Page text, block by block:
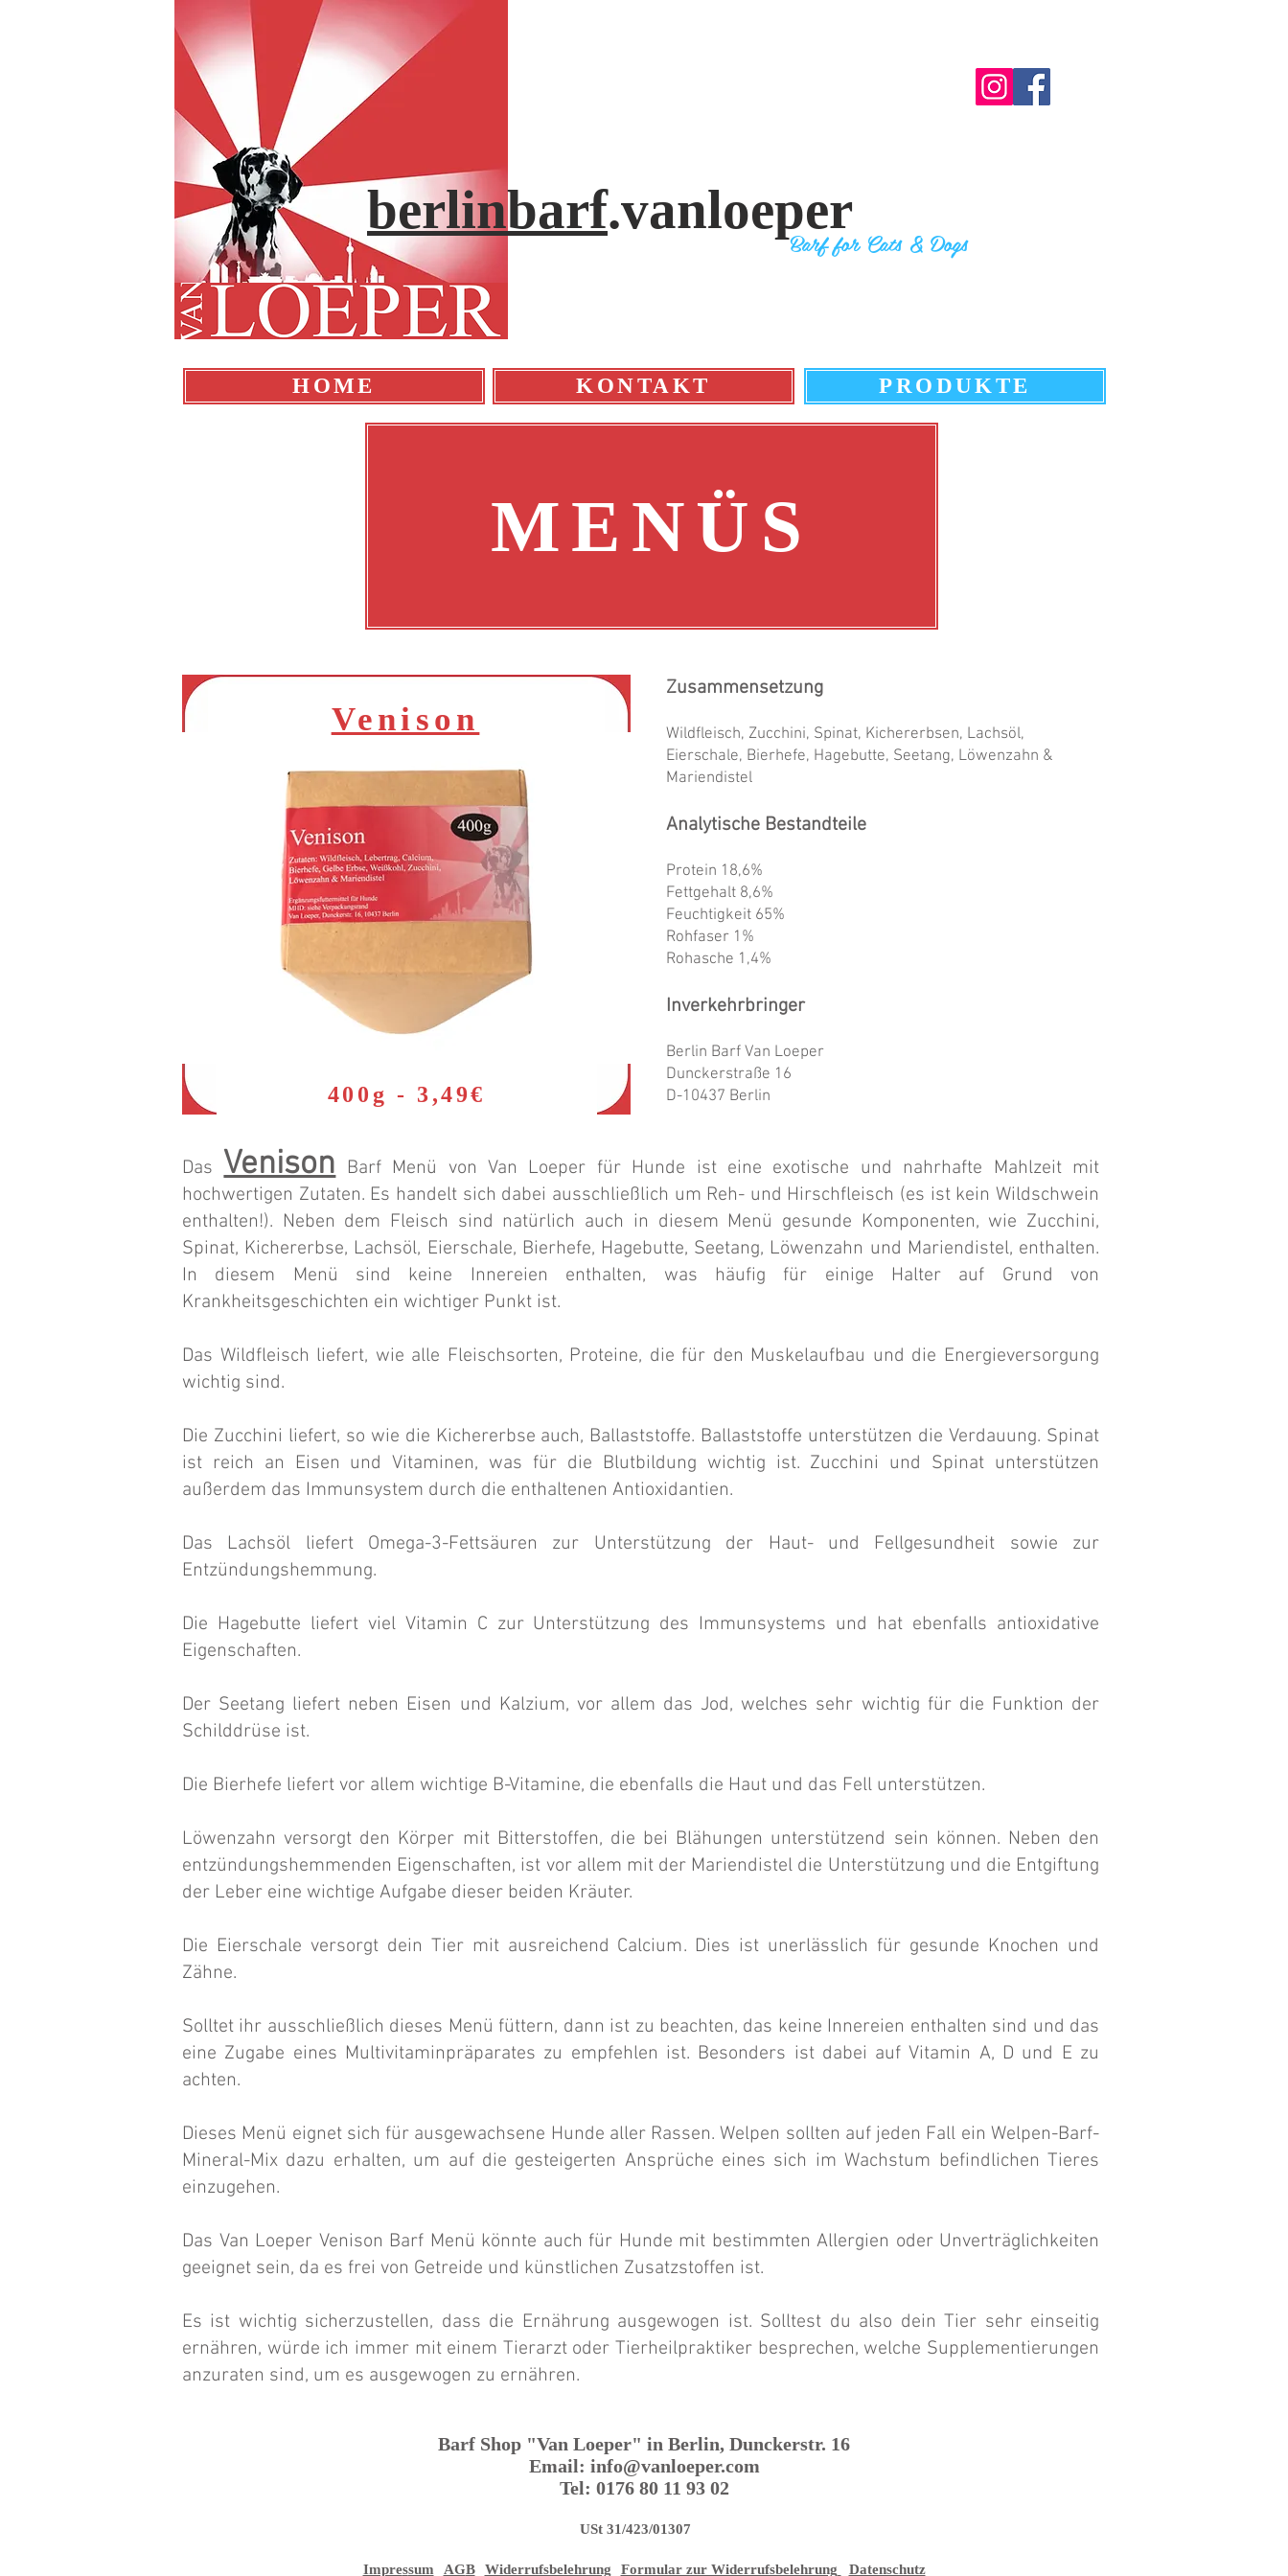
Barf for Cats & Dogs
berlinbarf.vanloeper
HOME KONTAKT PRODUKTE
MENÜS
Haus Mix 10x 1kg
Yellow Chicken
400g - 3,49€
Venison
Zusammensetzung
Wildfleisch, Zucchini, Spinat, Kichererbsen, Lachsöl,
Eierschale, Bierhefe, Hagebutte, Seetang, Löwenzahn &
Mariendistel
Analytische Bestandteile
Protein 18,6%
Fettgehalt 8,6%
Feuchtigkeit 65%
Rohfaser 1%
Rohasche 1,4%
Inverkehrbringer
Berlin Barf Van Loeper
Dunckerstraße 16
D-10437 Berlin
Das Venison Barf Menü von Van Loeper für Hunde ist eine exotische und nahrhafte Mahlzeit mit
hochwertigen Zutaten. Es handelt sich dabei ausschließlich um Reh- und Hirschfleisch (es ist kein Wildschwein
enthalten!). Neben dem Fleisch sind natürlich auch in diesem Menü gesunde Komponenten, wie Zucchini,
Spinat, Kichererbse, Lachsöl, Eierschale, Bierhefe, Hagebutte, Seetang, Löwenzahn und Mariendistel, enthalten.
In diesem Menü sind keine Innereien enthalten, was häufig für einige Halter auf Grund von
Krankheitsgeschichten ein wichtiger Punkt ist.
Das Wildfleisch liefert, wie alle Fleischsorten, Proteine, die für den Muskelaufbau und die Energieversorgung
wichtig sind.
Die Zucchini liefert, so wie die Kichererbse auch, Ballaststoffe. Ballaststoffe unterstützen die Verdauung. Spinat
ist reich an Eisen und Vitaminen, was für die Blutbildung wichtig ist. Zucchini und Spinat unterstützen
außerdem das Immunsystem durch die enthaltenen Antioxidantien.
Das Lachsöl liefert Omega-3-Fettsäuren zur Unterstützung der Haut- und Fellgesundheit sowie zur
Entzündungshemmung.
Die Hagebutte liefert viel Vitamin C zur Unterstützung des Immunsystems und hat ebenfalls antioxidative
Eigenschaften.
Der Seetang liefert neben Eisen und Kalzium, vor allem das Jod, welches sehr wichtig für die Funktion der
Schilddrüse ist.
Die Bierhefe liefert vor allem wichtige B-Vitamine, die ebenfalls die Haut und das Fell unterstützen.
Löwenzahn versorgt den Körper mit Bitterstoffen, die bei Blähungen unterstützend sein können. Neben den
entzündungshemmenden Eigenschaften, ist vor allem mit der Mariendistel die Unterstützung und die Entgiftung
der Leber eine wichtige Aufgabe dieser beiden Kräuter.
Die Eierschale versorgt dein Tier mit ausreichend Calcium. Dies ist unerlässlich für gesunde Knochen und
Zähne.
Solltet ihr ausschließlich dieses Menü füttern, dann ist zu beachten, das keine Innereien enthalten sind und das
eine Zugabe eines Multivitaminpräparates zu empfehlen ist. Besonders ist dabei auf Vitamin A, D und E zu
achten.
Dieses Menü eignet sich für ausgewachsene Hunde aller Rassen. Welpen sollten auf jeden Fall ein Welpen-Barf-
Mineral-Mix dazu erhalten, um auf die gesteigerten Ansprüche eines sich im Wachstum befindlichen Tieres
einzugehen.
Das Van Loeper Venison Barf Menü könnte auch für Hunde mit bestimmten Allergien oder Unverträglichkeiten
geeignet sein, da es frei von Getreide und künstlichen Zusatzstoffen ist.
Es ist wichtig sicherzustellen, dass die Ernährung ausgewogen ist. Solltest du also dein Tier sehr einseitig
ernähren, würde ich immer mit einem Tierarzt oder Tierheilpraktiker besprechen, welche Supplementierungen
anzuraten sind, um es ausgewogen zu ernähren.
Barf Shop "Van Loeper" in Berlin, Dunckerstr. 16
Email: info@vanloeper.com
Tel: 0176 80 11 93 02
USt 31/423/01307
Impressum AGB Widerrufsbelehrung Formular zur Widerrufsbelehrung Datenschutz